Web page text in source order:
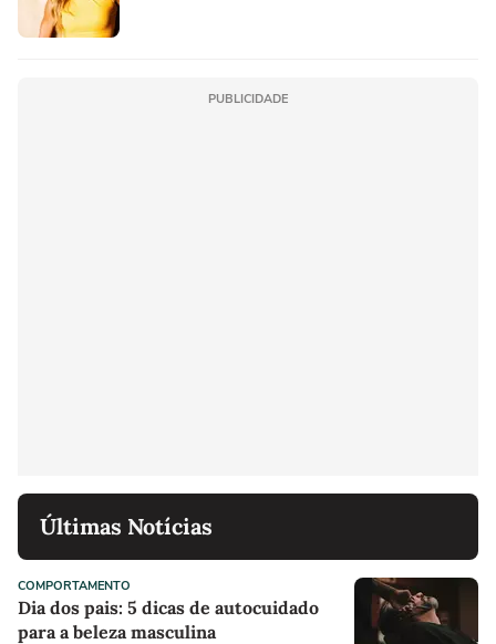
PUBLICIDADE
Últimas Notícias
COMPORTAMENTO
Dia dos pais: 5 dicas de autocuidado
para a beleza masculina